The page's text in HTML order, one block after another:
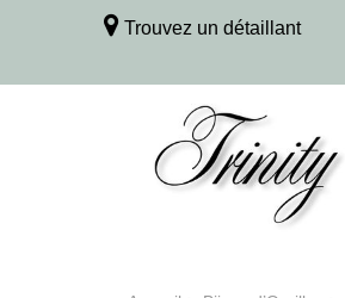
Trouvez un détaillant